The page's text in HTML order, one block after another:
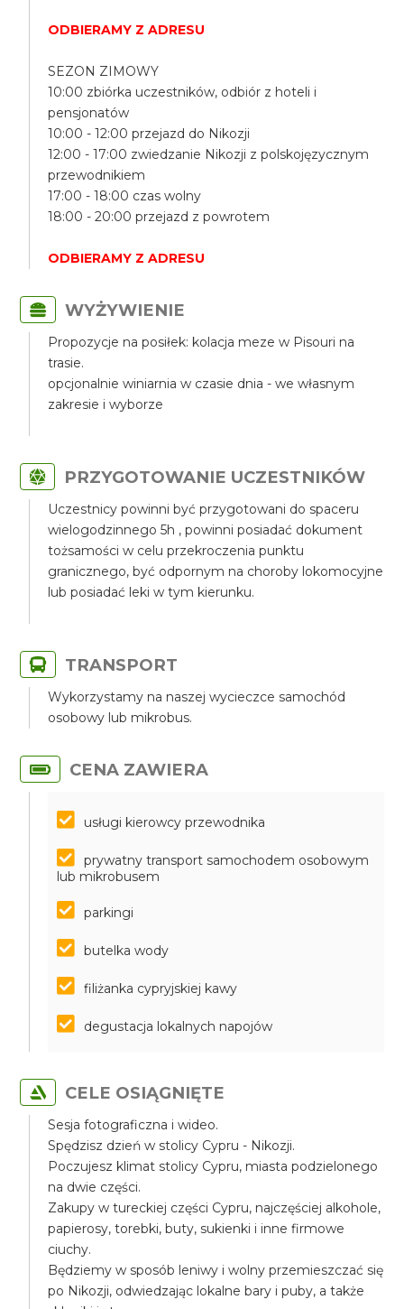
ODBIERAMY Z ADRESU
SEZON ZIMOWY
10:00 zbiórka uczestników, odbiór z hoteli i
pensjonatów
10:00 - 12:00 przejazd do Nikozji
12:00 - 17:00 zwiedzanie Nikozji z polskojęzycznym
przewodnikiem
17:00 - 18:00 czas wolny
18:00 - 20:00 przejazd z powrotem
ODBIERAMY Z ADRESU
WYŻYWIENIE
Propozycje na posiłek: kolacja meze w Pisouri na
trasie.
opcjonalnie winiarnia w czasie dnia - we własnym
zakresie i wyborze
PRZYGOTOWANIE UCZESTNIKÓW
Uczestnicy powinni być przygotowani do spaceru
wielogodzinnego 5h , powinni posiadać dokument
tożsamości w celu przekroczenia punktu
granicznego, być odpornym na choroby lokomocyjne
lub posiadać leki w tym kierunku.
TRANSPORT
Wykorzystamy na naszej wycieczce samochód
osobowy lub mikrobus.
CENA ZAWIERA
usługi kierowcy przewodnika
prywatny transport samochodem osobowym
lub mikrobusem
parkingi
butelka wody
filiżanka cypryjskiej kawy
degustacja lokalnych napojów
CELE OSIĄGNIĘTE
Sesja fotograficzna i wideo.
Spędzisz dzień w stolicy Cypru - Nikozji.
Poczujesz klimat stolicy Cypru, miasta podzielonego
na dwie części.
Zakupy w tureckiej części Cypru, najczęściej alkohole,
papierosy, torebki, buty, sukienki i inne firmowe
ciuchy.
Będziemy w sposób leniwy i wolny przemieszczać się
po Nikozji, odwiedzając lokalne bary i puby, a także